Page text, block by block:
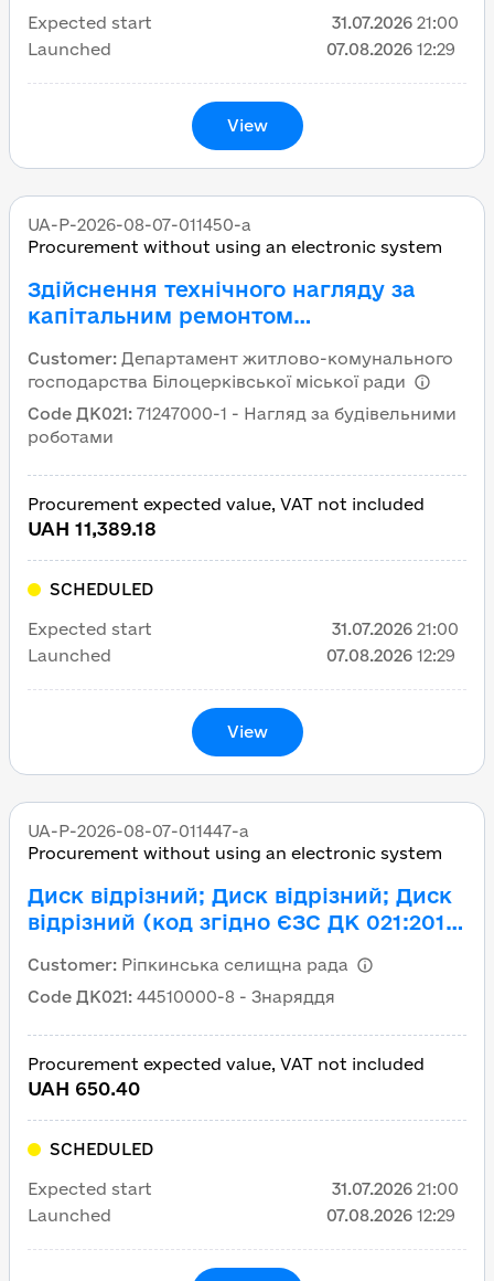
Expected start 31.07.2026 21:00
Launched
07.08.2026 12:29
View
UA-P-2026-08-07-011450-a
Procurement without using an electronic system
Здійснення технічного нагляду за
капітальним ремонтом
будинку по вул. Таращанська,163 А,
під’їзд 1 в місті Біла Церква Київської
області (код ДК 021:2015 - 71247000-1
Нагляд за будівельними роботами)
Customer: Департамент житлово-комунального
господарства Білоцерківської міської ради
Code ДК021: 71247000-1 - Нагляд за будівельними
роботами
Procurement expected value, VAT not included
UAH 11,389.18
SCHEDULED
Expected start 31.07.2026 21:00
Launched
07.08.2026 12:29
View
UA-P-2026-08-07-011447-a
Procurement without using an electronic system
Диск відрізний; Диск відрізний; Диск
відрізний (код згідно ЄЗС ДК 021:2015:
Customer: Ріпкинська селищна рада
Code ДК021: 44510000-8 - Знаряддя
Procurement expected value, VAT not included
UAH 650.40
SCHEDULED
Expected start 31.07.2026 21:00
Launched
07.08.2026 12:29